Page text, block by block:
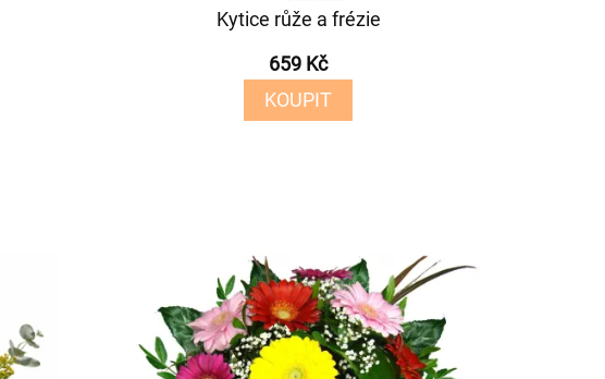
Kytice růže a frézie
659 Kč
KOUPIT